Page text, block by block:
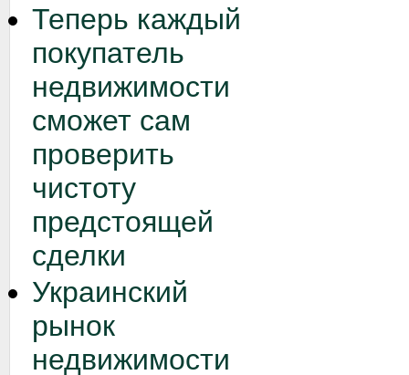
Теперь каждый
покупатель
недвижимости
сможет сам
проверить
чистоту
предстоящей
сделки
Украинский
рынок
недвижимости